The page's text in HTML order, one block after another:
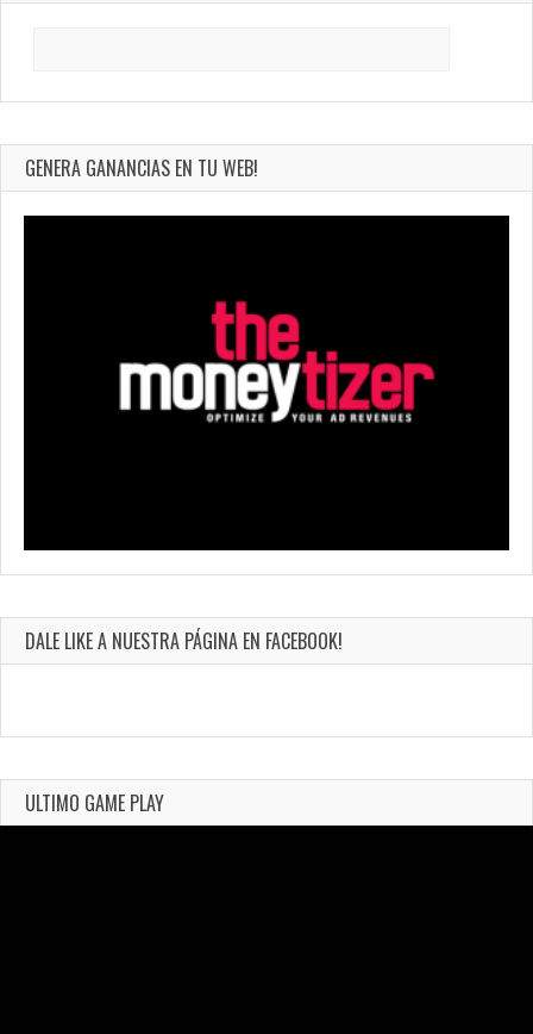
GENERA GANANCIAS EN TU WEB!
DALE LIKE A NUESTRA PÁGINA EN FACEBOOK!
ULTIMO GAME PLAY